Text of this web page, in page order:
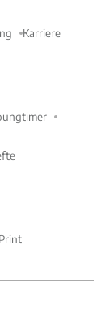
Karriere